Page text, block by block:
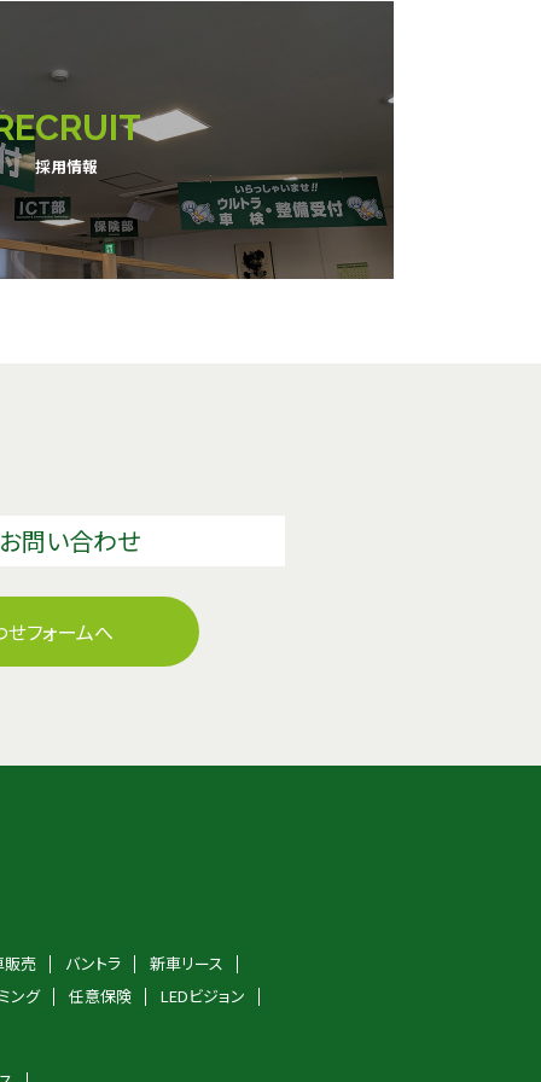
採用情報
問い合わせ
フォームへ
販売 バントラ
新車リース
ング
任意保険 LEDビジョン